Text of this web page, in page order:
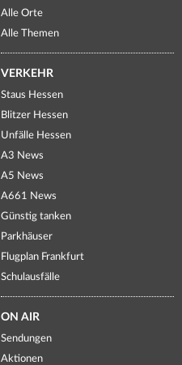
Alle Orte
Alle Themen
VERKEHR
Staus Hessen
Blitzer Hessen
Unfälle Hessen
A3 News
A5 News
A661 News
Günstig tanken
Parkhäuser
Flugplan Frankfurt
Schulausfälle
ON AIR
Sendungen
Aktionen